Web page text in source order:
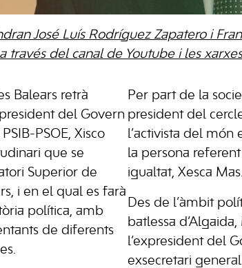
José Luís Rodríguez Zapatero i
través del canal de Youtube i les xarxes
Balears retrà
del Govern
PSOE, Xisco
que se
Superior de
i en el qual es farà
política, amb
de diferents
Per part de la
president del
l’activista del món
la persona
igualtat, Xesca Mas.
Des de l’àmbit
batlessa
l’expresident del
exsecretari general